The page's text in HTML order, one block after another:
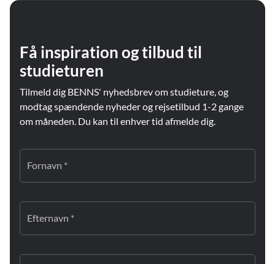
Få inspiration og tilbud til
studieturen
Tilmeld dig BENNS' nyhedsbrev om studieture, og
modtag spændende nyheder og rejsetilbud 1-2 gange
om måneden. Du kan til enhver tid afmelde dig.
Fornavn *
Efternavn *